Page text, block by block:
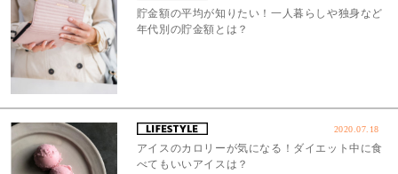
貯金額の平均が知りたい！一人暮らしや独身など
年代別の貯金額とは？
2020.07.18
アイスのカロリーが気になる！ダイエット中に食
べてもいいアイスは？